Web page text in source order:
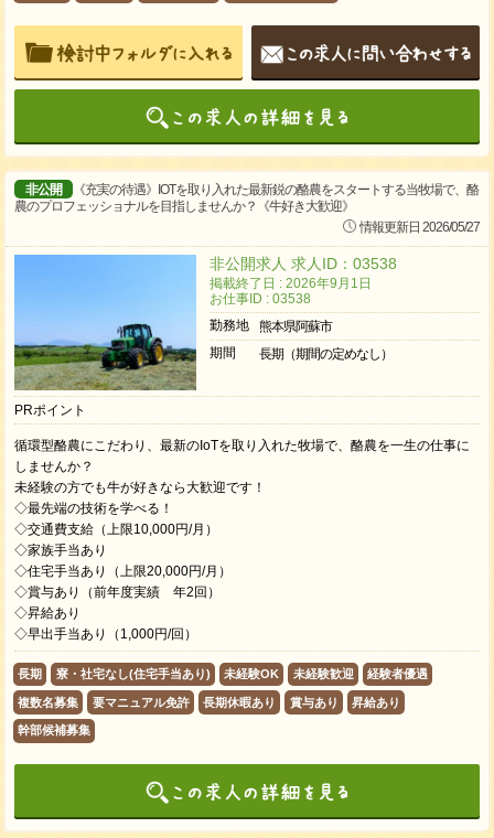
非公開
《充実の待遇》IOTを取り入れた最新鋭の酪農をスタートする当牧場で、酪
農のプロフェッショナルを目指しませんか？《牛好き大歓迎》
情報更新日 2026/05/27
非公開求人 求人ID：03538
掲載終了日 : 2026年9月1日
お仕事ID : 03538
勤務地
熊本県阿蘇市
期間
長期（期間の定めなし）
PRポイント
循環型酪農にこだわり、最新のIoTを取り入れた牧場で、酪農を一生の仕事に
しませんか？
未経験の方でも牛が好きなら大歓迎です！
◇最先端の技術を学べる！
◇交通費支給（上限10,000円/月）
◇家族手当あり
◇住宅手当あり（上限20,000円/月）
◇賞与あり（前年度実績 年2回）
◇昇給あり
◇早出手当あり（1,000円/回）
長期 寮・社宅なし(住宅手当あり) 未経験OK 未経験歓迎 経験者優遇
複数名募集 要マニュアル免許 長期休暇あり 賞与あり 昇給あり
幹部候補募集